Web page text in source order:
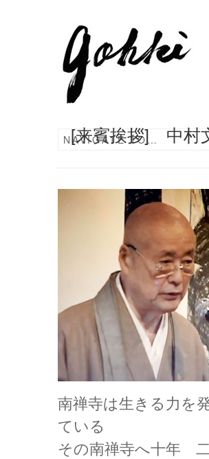
NAVIGATE TO…
[来賓挨拶] 中村
南禅寺は生きる力を
ている
その南禅寺へ十年